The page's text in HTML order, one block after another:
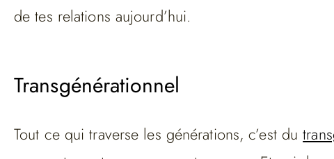
de tes relations aujourd’hui.
Transgénérationnel
Tout ce qui traverse les générations, c’est du